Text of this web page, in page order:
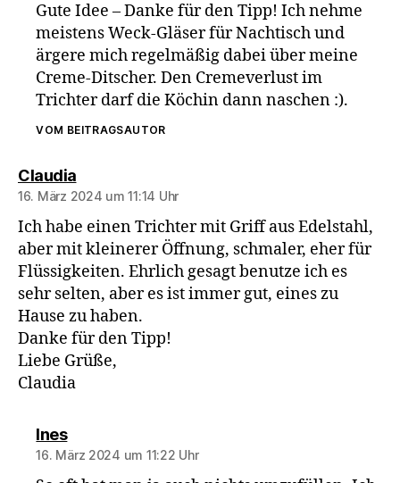
Gute Idee – Danke für den Tipp! Ich nehme
meistens Weck-Gläser für Nachtisch und
ärgere mich regelmäßig dabei über meine
Creme-Ditscher. Den Cremeverlust im
Trichter darf die Köchin dann naschen :).
VOM BEITRAGSAUTOR
Claudiasagt:
16. März 2024 um 11:14 Uhr
Ich habe einen Trichter mit Griff aus Edelstahl,
aber mit kleinerer Öffnung, schmaler, eher für
Flüssigkeiten. Ehrlich gesagt benutze ich es
sehr selten, aber es ist immer gut, eines zu
Hause zu haben.
Danke für den Tipp!
Liebe Grüße,
Claudia
Inessagt:
16. März 2024 um 11:22 Uhr